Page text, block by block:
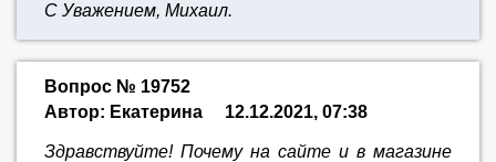
С Уважением, Михаил.
Вопрос № 19752
Автор: Екатерина
12.12.2021, 07:38
Здравствуйте! Почему на сайте и в магазине